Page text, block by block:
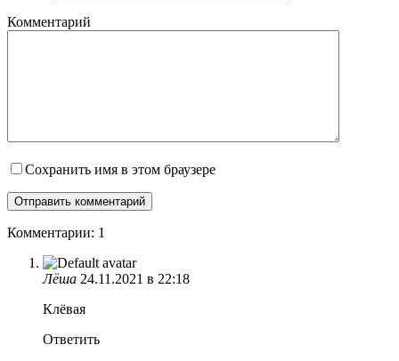
Комментарий
Сохранить имя в этом браузере
Комментарии: 1
Лёша 24.11.2021 в 22:18
Клёвая
Ответить